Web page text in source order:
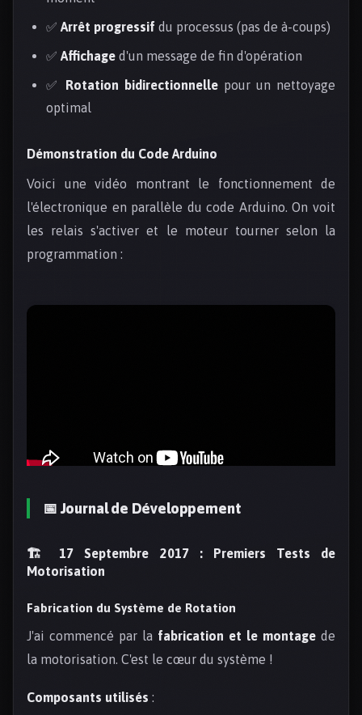
✅ Arrêt progressif du processus (pas de à-coups)
✅ Affichage d'un message de fin d'opération
✅ Rotation bidirectionnelle pour un nettoyage
optimal
Démonstration du Code Arduino
Voici une vidéo montrant le fonctionnement de
l'électronique en parallèle du code Arduino. On voit
les relais s'activer et le moteur tourner selon la
programmation :
📅 Journal de Développement
🏗️ 17 Septembre 2017 : Premiers Tests de
Motorisation
Fabrication du Système de Rotation
J'ai commencé par la fabrication et le montage de
la motorisation. C'est le cœur du système !
Composants utilisés :